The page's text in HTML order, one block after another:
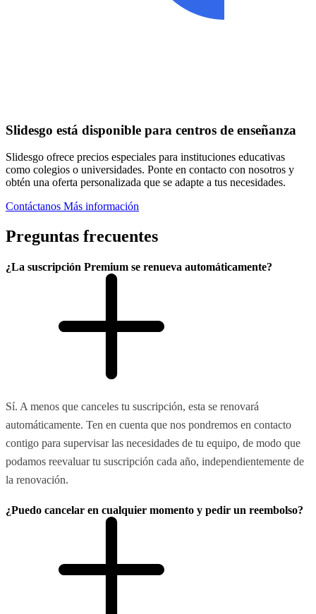
Slidesgo está disponible para centros de enseñanza
Slidesgo ofrece precios especiales para instituciones educativas
como colegios o universidades. Ponte en contacto con nosotros y
obtén una oferta personalizada que se adapte a tus necesidades.
Contáctanos Más información
Preguntas frecuentes
¿La suscripción Premium se renueva automáticamente?
Sí. A menos que canceles tu suscripción, esta se renovará
automáticamente. Ten en cuenta que nos pondremos en contacto
contigo para supervisar las necesidades de tu equipo, de modo que
podamos reevaluar tu suscripción cada año, independientemente de
la renovación.
¿Puedo cancelar en cualquier momento y pedir un reembolso?